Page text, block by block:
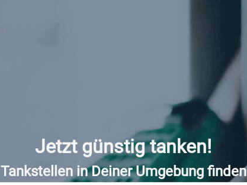
Jetzt günstig tanken!
Tankstellen in Deiner Umgebung finden